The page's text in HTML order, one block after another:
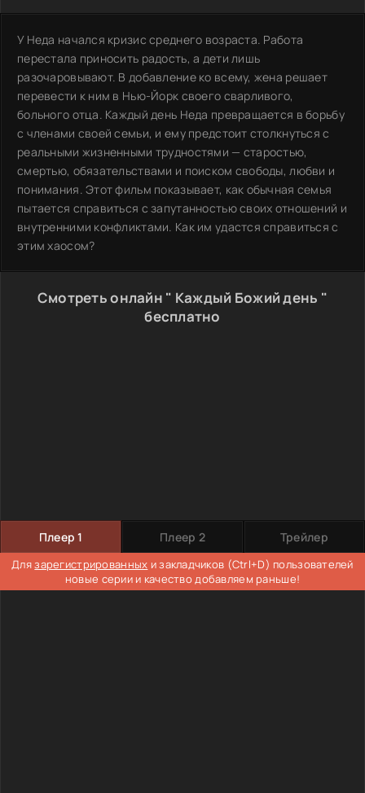
У Неда начался кризис среднего возраста. Работа
перестала приносить радость, а дети лишь
разочаровывают. В добавление ко всему, жена решает
перевести к ним в Нью-Йорк своего сварливого,
больного отца. Каждый день Неда превращается в борьбу
с членами своей семьи, и ему предстоит столкнуться с
реальными жизненными трудностями — старостью,
смертью, обязательствами и поиском свободы, любви и
понимания. Этот фильм показывает, как обычная семья
пытается справиться с запутанностью своих отношений и
внутренними конфликтами. Как им удастся справиться с
этим хаосом?
Смотреть онлайн " Каждый Божий день "
бесплатно
Плеер 1 Плеер 2 Трейлер
Длязарегистрированных и закладчиков (Ctrl+D) пользователей
новые серии и качество добавляем раньше!